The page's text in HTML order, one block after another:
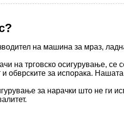
на машина за мраз,
на трговско осигурување, се
и обврските за испорака.
за нарачки што не ги